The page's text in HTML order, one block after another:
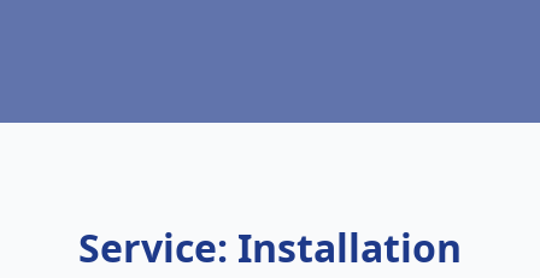
Service: Installation